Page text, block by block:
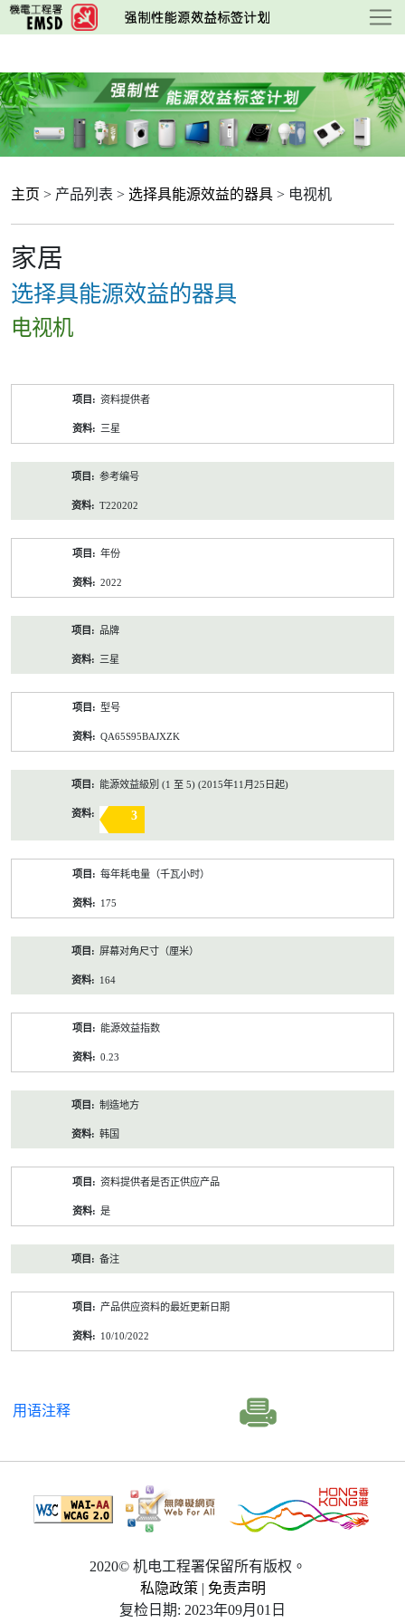
跳
至
要
内
容
主页 > 产品列表 > 选择具能源效益的器具 > 电视机
家居
选择具能源效益的器具
电视机
资料提供者
三星
参考编号
T220202
年份
2022
品牌
三星
型号
QA65S95BAJXZK
能源效益級別 (1 至 5) (2015年11月25日起)
3
每年耗电量（千瓦小时）
175
屏幕对角尺寸（厘米）
164
能源效益指数
0.23
制造地方
韩国
资料提供者是否正供应产品
是
备注
产品供应资料的最近更新日期
10/10/2022
用语注释
2020© 机电工程署保留所有版权。
私隐政策 | 免责声明
复检日期: 2023年09月01日